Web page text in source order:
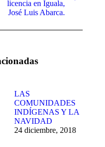
siguiente:
licencia en Iguala,
José Luis Abarca.
LAS
COMUNIDADES
INDÍGENAS Y LA
NAVIDAD
24 diciembre, 2018